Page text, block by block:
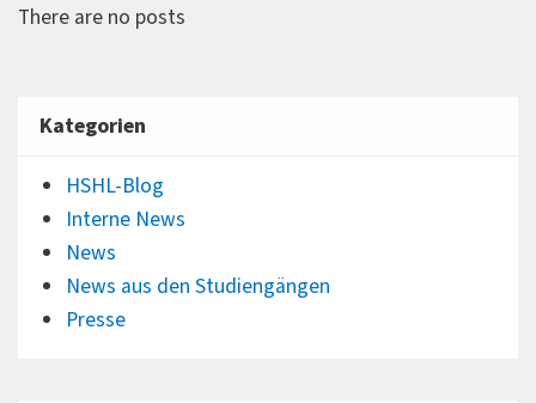
There are no posts
Kategorien
HSHL-Blog
Interne News
News
News aus den Studiengängen
Presse